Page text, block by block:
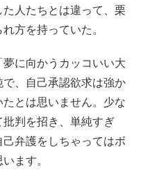
人たちとは違って、栗
方を持っていた。
夢に向かうカッコいい大
、自己承認欲求は強か
とは思いません。少な
批判を招き、単純すぎ
弁護をしちゃってはボ
ます。